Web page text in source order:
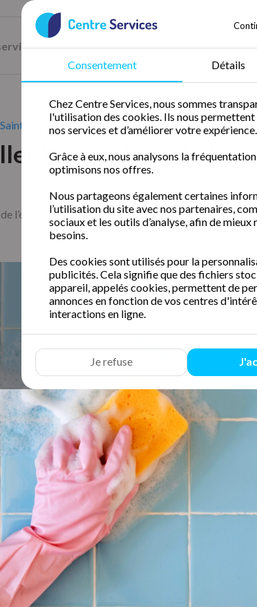
50 % de crédit d’impôt
Consentement Détails
Chez Centre Services, nous sommes
l'utilisation des cookies. Ils nous
nos services et d’améliorer votre expérience.
Grâce à eux, nous analysons la
optimisons nos offres.
Nous partageons également certaines
l’utilisation du site avec nos partenaires,
sociaux et les outils d’analyse, afin de mieux
besoins.
Des cookies sont utilisés pour la
publicités. Cela signifie que des fichiers
appareil, appelés cookies, permettent de
annonces en fonction de vos centres
interactions en ligne.
Je refuse
Leu Nettoyer et faire briller le carrelage de
le carrelage de la
l’éclat au carrelage de votre salle de bains grâce